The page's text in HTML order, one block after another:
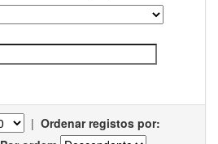
| Ordenar registos por: